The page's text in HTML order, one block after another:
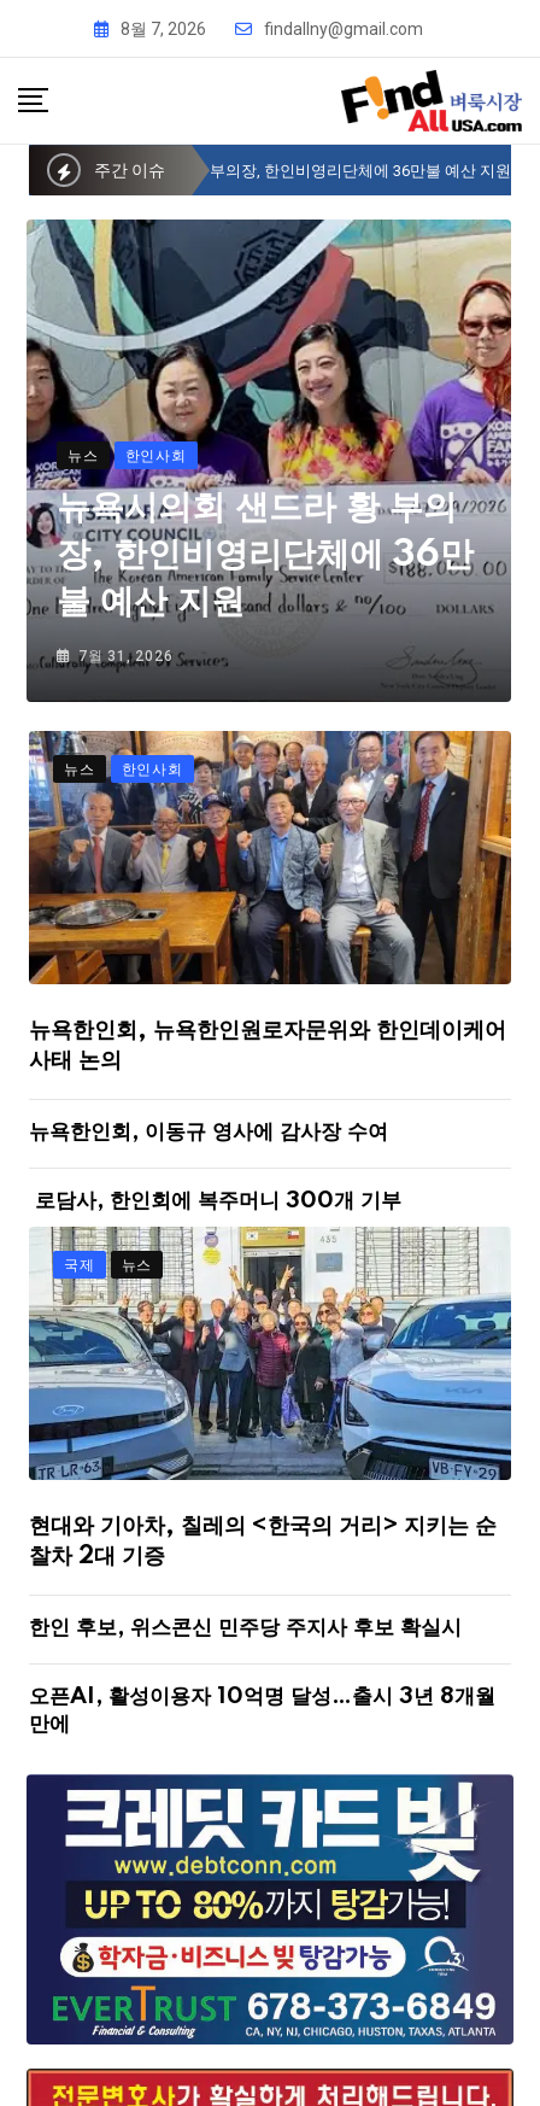
8월 7, 2026 findallny@gmail.com
주간 이슈
뉴욕시의회 샌드라 황 부의장, 한인비영리단체에 36만불 예산 지원
뉴스 한인사회
뉴욕시의회 샌드라 황 부의
장, 한인비영리단체에 36만
불 예산 지원
7월 31, 2026
뉴스 한인사회
뉴욕한인회, 뉴욕한인원로자문위와 한인데이케어
사태 논의
뉴욕한인회, 이동규 영사에 감사장 수여
로담사, 한인회에 복주머니 300개 기부
국제 뉴스
현대와 기아차, 칠레의 <한국의 거리> 지키는 순
찰차 2대 기증
한인 후보, 위스콘신 민주당 주지사 후보 확실시
오픈AI, 활성이용자 10억명 달성…출시 3년 8개월
만에